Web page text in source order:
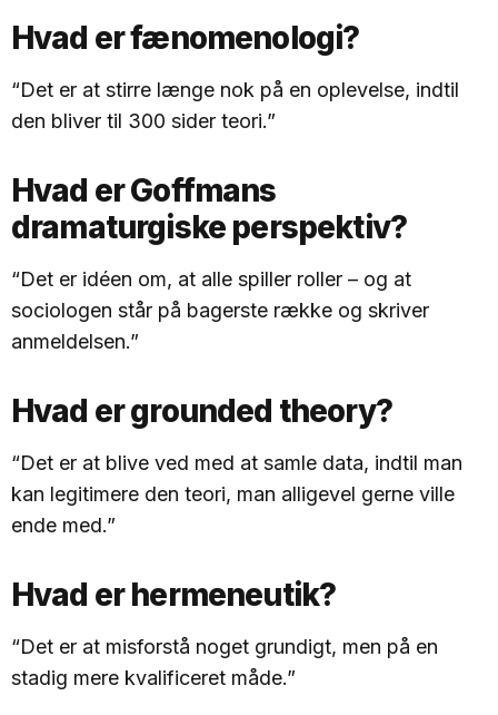
Hvad er fænomenologi?
“Det er at stirre længe nok på en oplevelse, indtil
den bliver til 300 sider teori.”
Hvad er Goffmans
dramaturgiske perspektiv?
“Det er idéen om, at alle spiller roller – og at
sociologen står på bagerste række og skriver
anmeldelsen.”
Hvad er grounded theory?
“Det er at blive ved med at samle data, indtil man
kan legitimere den teori, man alligevel gerne ville
ende med.”
Hvad er hermeneutik?
“Det er at misforstå noget grundigt, men på en
stadig mere kvalificeret måde.”